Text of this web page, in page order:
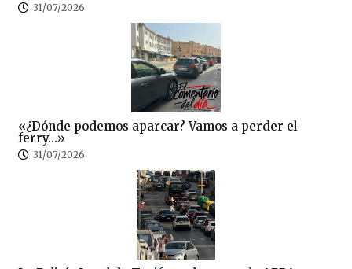
31/07/2026
«¿Dónde podemos aparcar? Vamos a perder el
ferry…»
31/07/2026